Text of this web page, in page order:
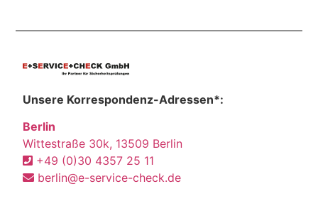
Unsere Korrespondenz-Adressen*:
Berlin
Wittestraße 30k, 13509 Berlin
+49 (0)30 4357 25 11
berlin@e-service-check.de